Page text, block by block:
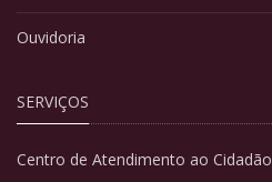
Ouvidoria
SERVIÇOS
Centro de Atendimento ao Cidadão